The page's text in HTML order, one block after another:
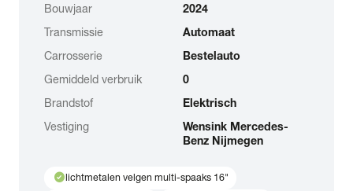
Bouwjaar
2024
Transmissie
Automaat
Carrosserie
Bestelauto
Gemiddeld verbruik
0
Brandstof
Elektrisch
Vestiging
Wensink Mercedes-
Benz Nijmegen
check_circlelichtmetalen velgen multi-spaaks 16"